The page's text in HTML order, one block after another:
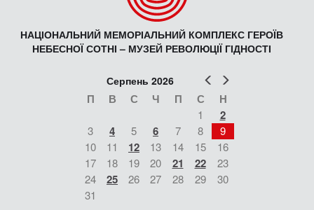
НАЦІОНАЛЬНИЙ МЕМОРІАЛЬНИЙ КОМПЛЕКС ГЕРОЇВ
НЕБЕСНОЇ СОТНІ – МУЗЕЙ РЕВОЛЮЦІЇ ГІДНОСТІ
Попер
Серпень 2026
П В С Ч П С Н
1 2
3 4 5 6 7 8
9
10
11 12 13 14 15
16
17
18 19 20 21 22
23
24
25 26 27 28 29
30
31